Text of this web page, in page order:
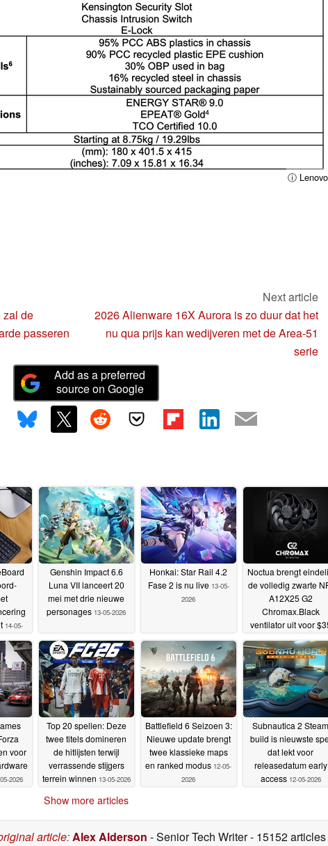
ⓘ Lenovo
zal de
passeren
Next article
2026 Alienware 16X Aurora is zo duur dat het
nu qua prijs kan wedijveren met de Area-51
serie
Add as a preferred
source on Google
14-05-
Genshin Impact 6.6
Luna VII lanceert 20
mei met drie nieuwe
personages 13-05-2026
Honkai: Star Rail 4.2
Fase 2 is nu live 13-05-
2026
Noctua brengt
de volledig zwarte
A12X25 G2
Chromax.Black
ventilator uit voor
13-05-2026
voor
2026
Top 20 spellen: Deze
twee titels domineren
de hitlijsten terwijl
verrassende stijgers
terrein winnen 13-05-2026
Battlefield 6 Seizoen 3:
Nieuwe update brengt
twee klassieke maps
en ranked modus 12-05-
2026
Subnautica 2 Steam
build is nieuwste
dat lekt voor
releasedatum early
access 12-05-2026
Show more articles
article:Alex Alderson - Senior Tech Writer- 15152